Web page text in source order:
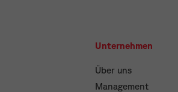
Unternehmen
Über uns
Management